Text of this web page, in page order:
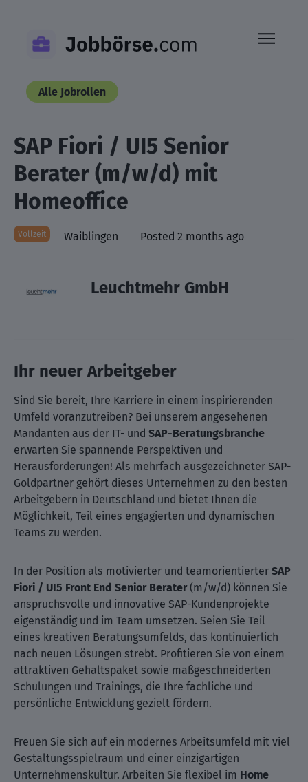
content
Alle Jobrollen
SAP Fiori / UI5 Senior
Berater (m/w/d) mit
Homeoffice
Vollzeit Waiblingen Posted 2 months ago
Leuchtmehr GmbH
Ihr neuer Arbeitgeber
Sind Sie bereit, Ihre Karriere in einem inspirierenden
Umfeld voranzutreiben? Bei unserem angesehenen
Mandanten aus der IT- und SAP-Beratungsbranche
erwarten Sie spannende Perspektiven und
Herausforderungen! Als mehrfach ausgezeichneter SAP-
Goldpartner gehört dieses Unternehmen zu den besten
Arbeitgebern in Deutschland und bietet Ihnen die
Möglichkeit, Teil eines engagierten und dynamischen
Teams zu werden.
In der Position als motivierter und teamorientierter SAP
Fiori / UI5 Front End Senior Berater(m/w/d) können Sie
anspruchsvolle und innovative SAP-Kundenprojekte
eigenständig und im Team umsetzen. Seien Sie Teil
eines kreativen Beratungsumfelds, das kontinuierlich
nach neuen Lösungen strebt. Profitieren Sie von einem
attraktiven Gehaltspaket sowie maßgeschneiderten
Schulungen und Trainings, die Ihre fachliche und
persönliche Entwicklung gezielt fördern.
Freuen Sie sich auf ein modernes Arbeitsumfeld mit viel
Gestaltungsspielraum und einer einzigartigen
Unternehmenskultur. Arbeiten Sie flexibel im Home